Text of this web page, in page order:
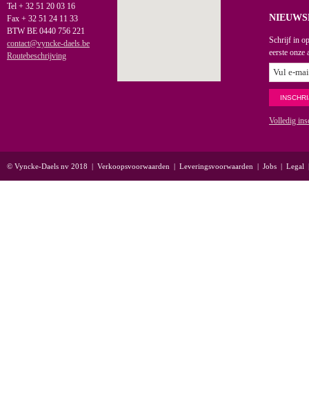
Tel + 32 51 20 03 16
Fax + 32 51 24 11 33
BTW BE 0440 756 221
contact@vyncke-daels.be
Routebeschrijving
Schrijf in
eerste onze
Volledig
© Vyncke-Daels nv 2018 | Verkoopsvoorwaarden | Leveringsvoorwaarden | Jobs | Legal